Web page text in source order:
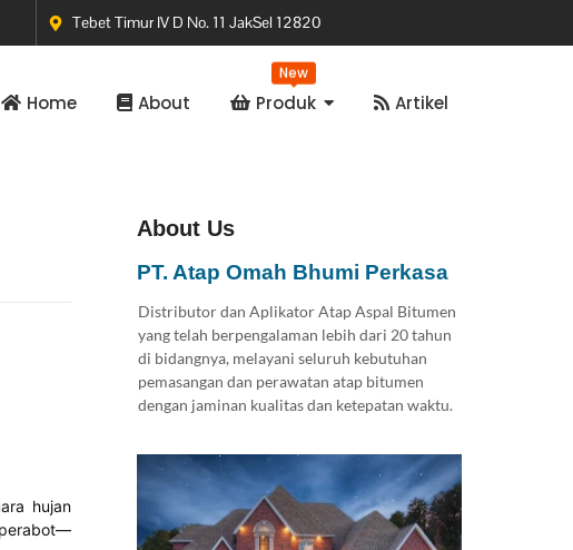
Tebet Timur IV D No. 11 JakSel 12820
Home About Produk
New
Artikel
hujan
About Us
PT. Atap Omah Bhumi Perkasa
Distributor dan Aplikator Atap Aspal Bitumen
yang telah berpengalaman lebih dari 20 tahun
di bidangnya, melayani seluruh kebutuhan
pemasangan dan perawatan atap bitumen
dengan jaminan kualitas dan ketepatan waktu.